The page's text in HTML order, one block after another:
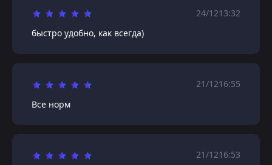
24/1213:32
быстро удобно, как всегда)
21/1216:55
Все норм
21/1216:53